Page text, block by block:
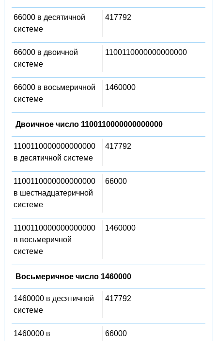
66000 в десятичной
системе
417792
66000 в двоичной
системе
1100110000000000000
66000 в восьмеричной
системе
1460000
Двоичное число 1100110000000000000
1100110000000000000
в десятичной системе
417792
1100110000000000000
в шестнадцатеричной
системе
66000
1100110000000000000
в восьмеричной
системе
1460000
Восьмеричное число 1460000
1460000 в десятичной
системе
417792
1460000 в
66000